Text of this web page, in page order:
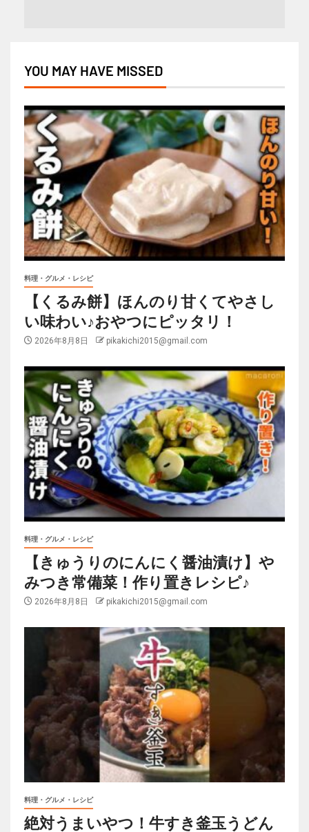
YOU MAY HAVE MISSED
料理・グルメ・レシピ
【くるみ餅】ほんのり甘くてやさし
い味わい♪おやつにピッタリ！
2026年8月8日 pikakichi2015@gmail.com
料理・グルメ・レシピ
【きゅうりのにんにく醤油漬け】や
みつき常備菜！作り置きレシピ♪
2026年8月8日 pikakichi2015@gmail.com
料理・グルメ・レシピ
絶対うまいやつ！牛すき釜玉うどん